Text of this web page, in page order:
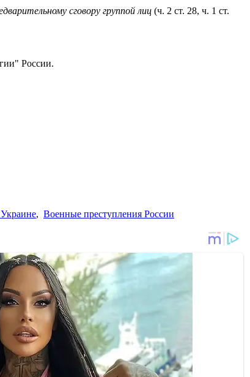
сговору группой лиц (ч. 2 ст. 28, ч. 1 ст.
России.
, Военные преступления России